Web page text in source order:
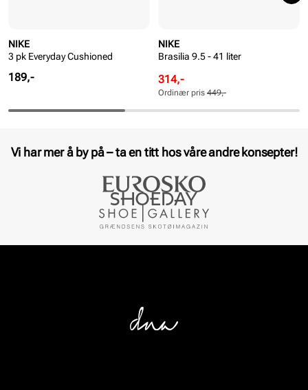
NIKE
3 pk Everyday Cushioned
Pris
189,-
NIKE
Brasilia 9.5 - 41 liter
Rabattert
pris
Pris
314,-
Ordinær
pris
Pris
Ordinær pris 449,-
Vi har mer å by på – ta en titt hos våre andre konsepter!